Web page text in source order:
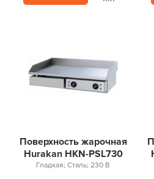
Поверхность жарочная
Hurakan HKN-PSL730
Гладкая; Сталь; 230 В